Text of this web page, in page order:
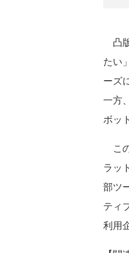
凸
たい
ーズ
一方
ボッ
こ
ラッ
部ツ
ティ
利用